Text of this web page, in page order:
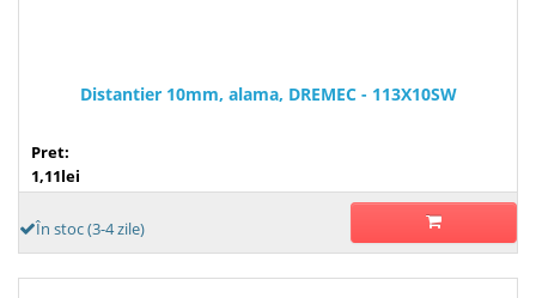
Distantier 10mm, alama, DREMEC - 113X10SW
Pret:
1,11lei
În stoc (3-4 zile)